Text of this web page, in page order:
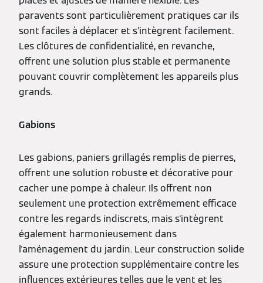
paravents sont particulièrement pratiques car ils
sont faciles à déplacer et s’intègrent facilement.
Les clôtures de confidentialité, en revanche,
offrent une solution plus stable et permanente
pouvant couvrir complètement les appareils plus
grands.
Gabions
Les gabions, paniers grillagés remplis de pierres,
offrent une solution robuste et décorative pour
cacher une pompe à chaleur. Ils offrent non
seulement une protection extrêmement efficace
contre les regards indiscrets, mais s'intègrent
également harmonieusement dans
l'aménagement du jardin. Leur construction solide
assure une protection supplémentaire contre les
influences extérieures telles que le vent et les